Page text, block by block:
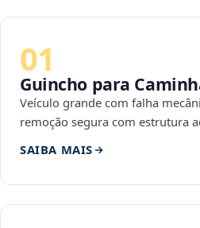
01
Guincho para
Veículo grande com falha
remoção segura com estrutura
SAIBA MAIS